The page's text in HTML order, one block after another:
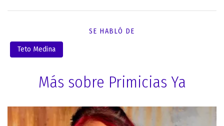
SE HABLÓ DE
Teto Medina
Más sobre Primicias Ya